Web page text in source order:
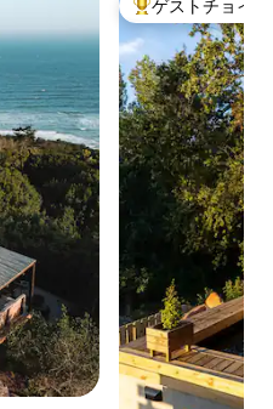
大好評のゲスト
ゲストチョイス